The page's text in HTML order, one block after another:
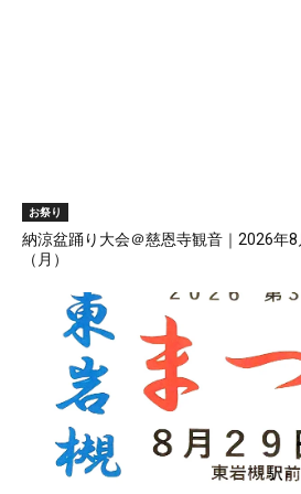
お祭り
納涼盆踊り大会＠慈恩寺観音｜2026年
（月）